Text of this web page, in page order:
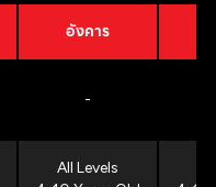
อังคาร
-
All Levels